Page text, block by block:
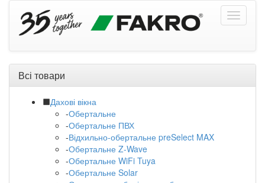
Всі товари
Дахові вікна
-Обертальне
-Обертальне ПВХ
-Відхильно-обертальне preSelect MAX
-Обертальне Z-Wave
-Обертальне WiFi Tuya
-Обертальне Solar